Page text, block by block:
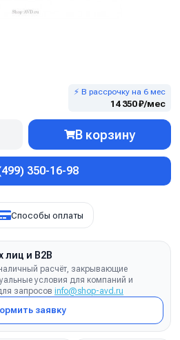
⚡ В рассрочку на 6 мес
14 350 ₽/мес
В корзину
350-16-98
Способы оплаты
лиц и B2B
расчёт, закрывающие
условия для компаний и
запросов info@shop-avd.ru
заявку